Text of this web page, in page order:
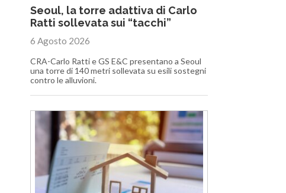
Seoul, la torre adattiva di Carlo
Ratti sollevata sui “tacchi”
6 Agosto 2026
CRA-Carlo Ratti e GS E&C presentano a Seoul
una torre di 140 metri sollevata su esili sostegni
contro le alluvioni.